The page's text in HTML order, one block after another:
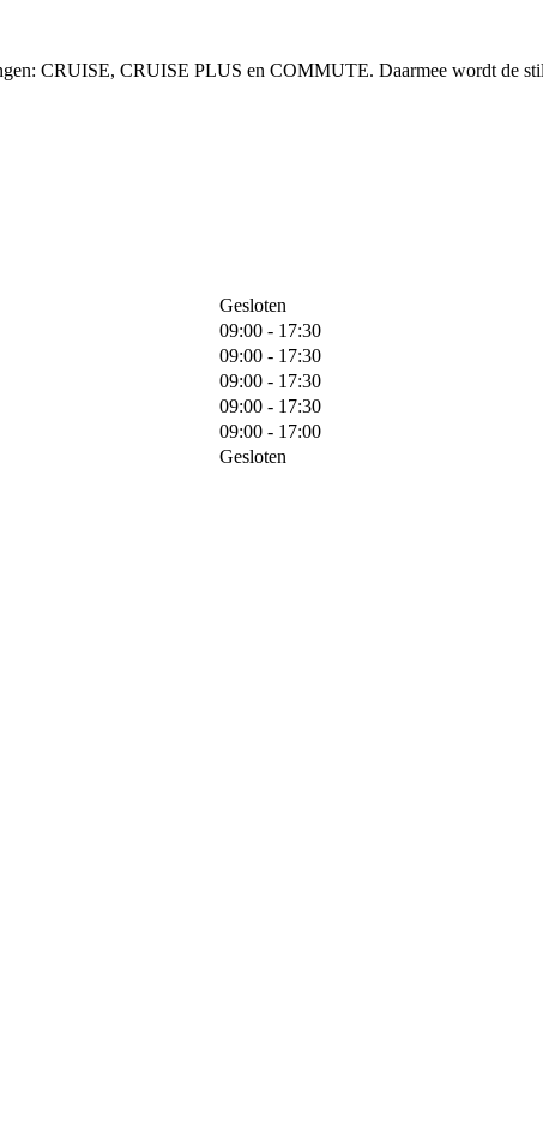
CRUISE, CRUISE PLUS en COMMUTE. Daarmee wordt de
Gesloten
09:00 - 17:30
09:00 - 17:30
09:00 - 17:30
09:00 - 17:30
09:00 - 17:00
Gesloten